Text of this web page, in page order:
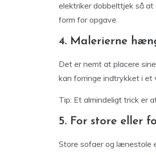
elektriker dobbelttjek så at
form for opgave.
4. Malerierne
Det er nemt at placere
kan forringe indtrykket i
Tip: Et almindeligt trick er
5. For store eller
Store sofaer og lænestole